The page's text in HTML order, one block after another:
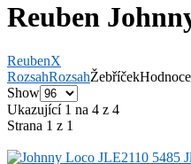
Reuben
ReubenX
RozsahRozsahŽebříček
Show
Ukazující 1 na 4 z 4
Strana 1 z 1